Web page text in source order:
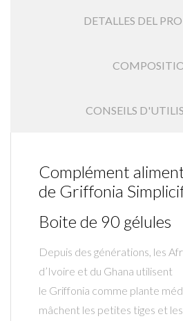
DETALLES DEL
CONSEILS
Complément
de Griffonia
Boite de 90 gélules
Depuis des générations, les
d’Ivoire et du Ghana utilisent
le Griffonia comme plante
mâchent les petites tiges et